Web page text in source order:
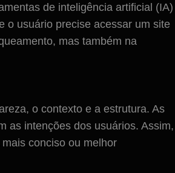
de inteligência artificial (IA)
o usuário precise acessar um site
mas também na
o contexto e a estrutura. As
as intenções dos usuários. Assim,
conciso ou melhor